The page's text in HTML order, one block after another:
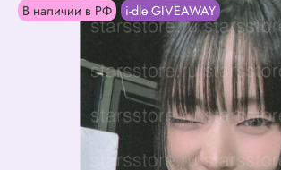
В наличии в РФ i-dle GIVEAWAY